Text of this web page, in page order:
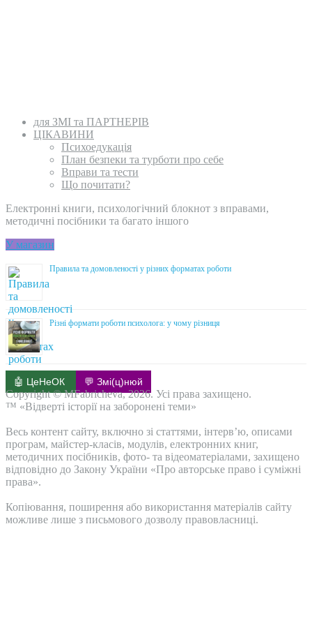
для ЗМІ та ПАРТНЕРІВ
ЦІКАВИНИ
Психоедукація
План безпеки та турботи про себе
Вправи та тести
Що почитати?
Електронні книги, психологічний блокнот з вправами,
методичні посібники та багато іншого
У магазин
Правила та домовленості у різних форматах роботи
Різні формати роботи психолога: у чому різниця
🤖 ЦеНеОК 💬 Змі(ц)нюй
Copyright © MFabricheva, 2026. Усі права захищено.
™ «Відверті історії на заборонені теми»
Весь контент сайту, включно зі статтями, інтерв’ю, описами
програм, майстер-класів, модулів, електронних книг,
методичних посібників, фото- та відеоматеріалами, захищено
відповідно до Закону України «Про авторське право і суміжні
права».
Копіювання, поширення або використання матеріалів сайту
можливе лише з письмового дозволу правовласниці.